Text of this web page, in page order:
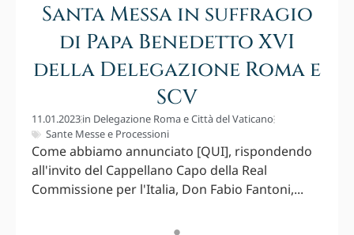
Santa Messa in suffragio
di Papa Benedetto XVI
della Delegazione Roma e
SCV
11.01.2023in Delegazione Roma e Città del Vaticano
Sante Messe e Processioni
Come abbiamo annunciato [QUI], rispondendo
all'invito del Cappellano Capo della Real
Commissione per l'Italia, Don Fabio Fantoni,...